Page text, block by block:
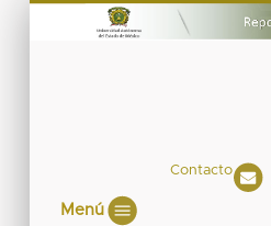
Contacto
Menú